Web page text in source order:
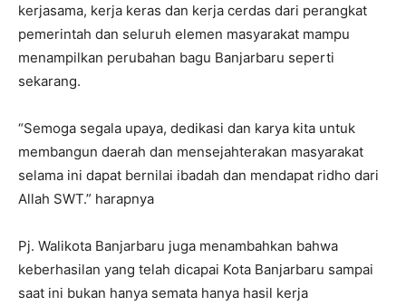
kerjasama, kerja keras dan kerja cerdas dari perangkat
pemerintah dan seluruh elemen masyarakat mampu
menampilkan perubahan bagu Banjarbaru seperti
sekarang.
“Semoga segala upaya, dedikasi dan karya kita untuk
membangun daerah dan mensejahterakan masyarakat
selama ini dapat bernilai ibadah dan mendapat ridho dari
Allah SWT.” harapnya
Pj. Walikota Banjarbaru juga menambahkan bahwa
keberhasilan yang telah dicapai Kota Banjarbaru sampai
saat ini bukan hanya semata hanya hasil kerja